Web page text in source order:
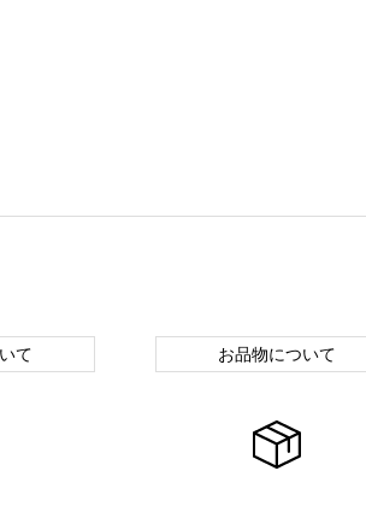
て お品物について